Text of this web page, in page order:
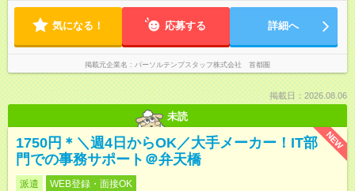
気になる！ 応募する 詳細へ
掲載元企業名 パーソルテンプスタッフ株式会社 首都圏
掲載日：2026.08.06
未読
NEW
1750円＊＼週4日からOK／大手メーカー！IT部
門での事務サポート＠弁天橋
派遣 WEB登録・面接OK